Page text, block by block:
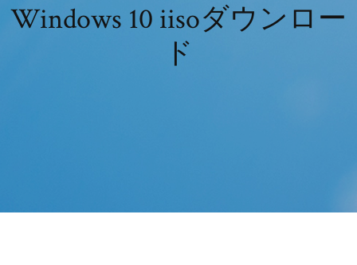
Windows 10 iisoダウンロー
ド